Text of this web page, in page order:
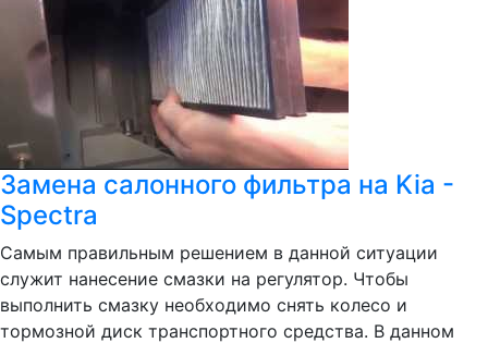
Замена салонного фильтра на Kia -
Spectra
Самым правильным решением в данной ситуации
служит нанесение смазки на регулятор. Чтобы
выполнить смазку необходимо снять колесо и
тормозной диск транспортного средства. В данном